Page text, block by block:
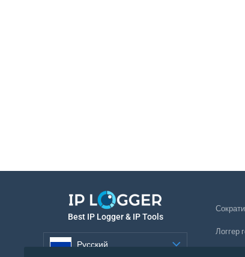
Best IP Logger & IP Tools
Русский
Логгер